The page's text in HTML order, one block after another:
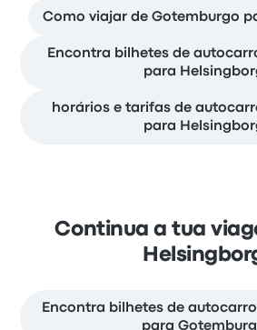
Como viajar de Gotemburgo
Encontra bilhetes de
para
horários e tarifas de
para
Continua a tua
Encontra bilhetes de
para